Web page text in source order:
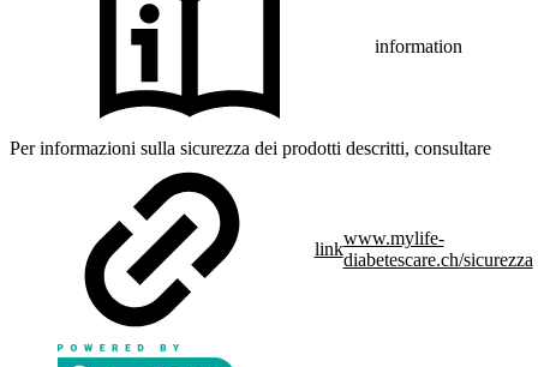
information
Per informazioni sulla sicurezza dei prodotti descritti, consultare
link
www.mylife-
diabetescare.ch/sicurezza